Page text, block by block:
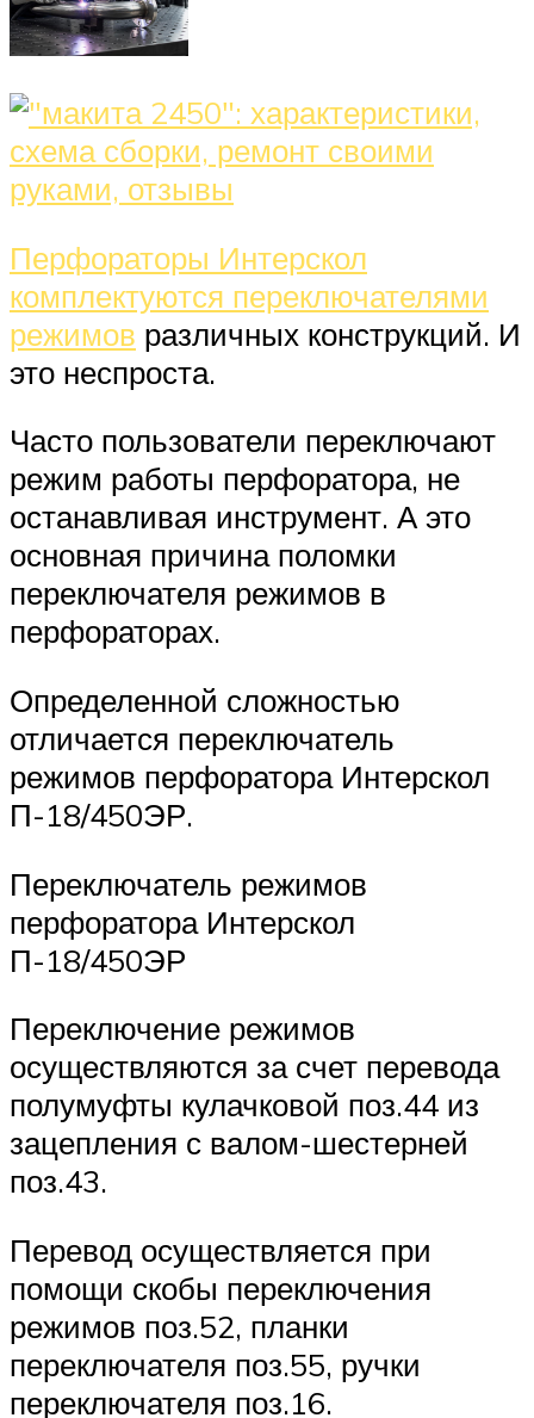
Перфораторы Интерскол
комплектуются переключателями
режимов различных конструкций. И
это неспроста.
Часто пользователи переключают
режим работы перфоратора, не
останавливая инструмент. А это
основная причина поломки
переключателя режимов в
перфораторах.
Определенной сложностью
отличается переключатель
режимов перфоратора Интерскол
П-18/450ЭР.
Переключатель режимов
перфоратора Интерскол
П-18/450ЭР
Переключение режимов
осуществляются за счет перевода
полумуфты кулачковой поз.44 из
зацепления с валом-шестерней
поз.43.
Перевод осуществляется при
помощи скобы переключения
режимов поз.52, планки
переключателя поз.55, ручки
переключателя поз.16.